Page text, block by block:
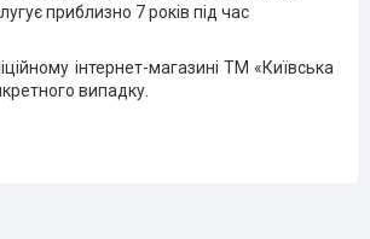
приблизно 7 років під час
інтернет-магазині ТМ «Київська
випадку.